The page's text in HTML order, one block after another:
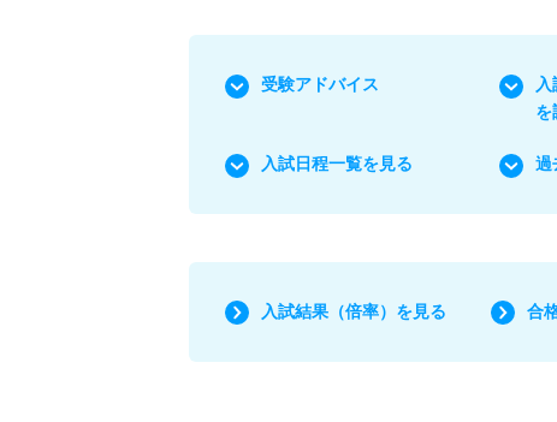
受験アドバイス
を
入試日程一覧を見る 過
入試結果（倍率）を見る 合